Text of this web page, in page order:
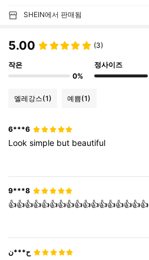
SHEIN에서 판매됨
5.00 (3)
작은
0%
정사이즈
엘레강스(1) 예쁨(1)
6***6
Looksimple but beautiful
9***8
👍👍👍👍👍👍👍👍👍👍👍👍👍👍👍👍👍
ح***ن